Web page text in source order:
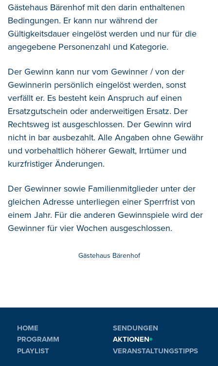
Gästehaus Bärenhof mit den darin enthaltenen
Bedingungen. Er kann nur während der
Gültigkeitsdauer eingelöst werden und nur für die
angegebene Personenzahl und Kategorie.
Der Gewinn kann nur vom Gewinner / von der
Gewinnerin persönlich eingelöst werden, sonst
verfällt er. Es besteht kein Anspruch auf einen
Ersatzgutschein oder anderweitigen Ersatz. Der
Rechtsweg ist ausgeschlossen. Der Gewinn wird
nicht in bar ausbezahlt. Alle Angaben ohne Gewähr
und vorbehaltlich höherer Gewalt, Irrtümer und
kurzfristiger Änderungen.
Der Gewinner sowie Familienmitglieder unter der
gleichen Adresse unterliegen einer Sperrfrist von
einem Jahr. Für die anderen Gewinnspiele wird der
Gewinner für vier Wochen ausgeschlossen.
Gästehaus Bärenhof
HOME
PROGRAMM
PLAYLIST
SENDUNGEN
AKTIONEN
VERANSTALTUNGSTIPPS